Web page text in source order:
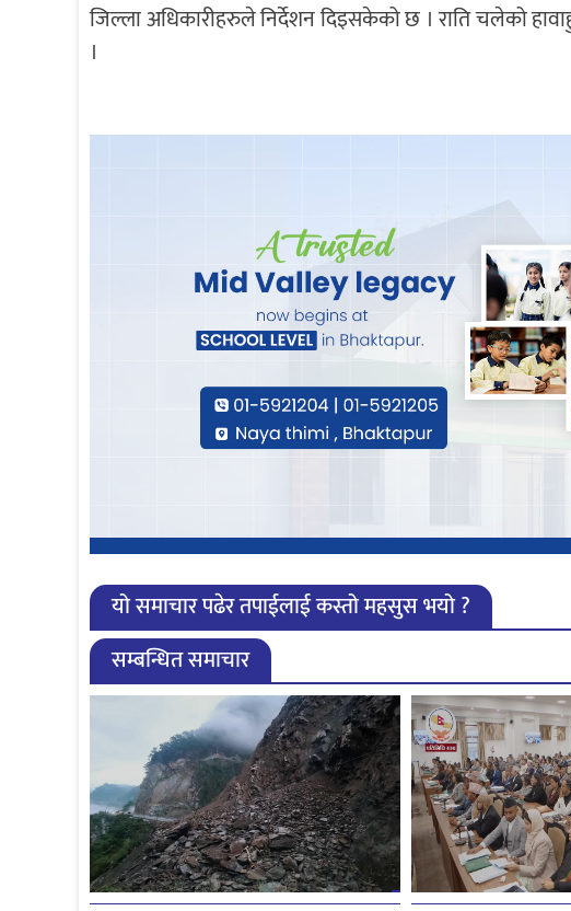
जिल्ला अधिकारीहरुले निर्देशन दिइसकेको छ । राति चलेको
।
यो समाचार पढेर तपाईलाई कस्तो महसुस भयो ?
सम्बन्धित समाचार